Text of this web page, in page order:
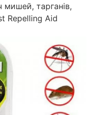
мишей, тарганів,
Repelling Aid